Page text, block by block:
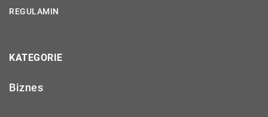
REGULAMIN
KATEGORIE
Biznes